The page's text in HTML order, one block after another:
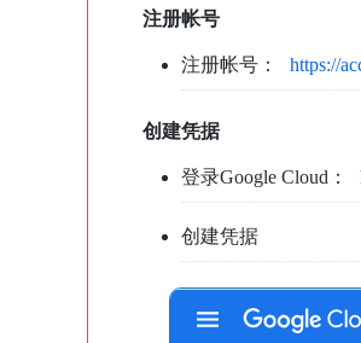
注册帐号
注册帐号： https://
创建凭据
登录Google Cloud：
创建凭据